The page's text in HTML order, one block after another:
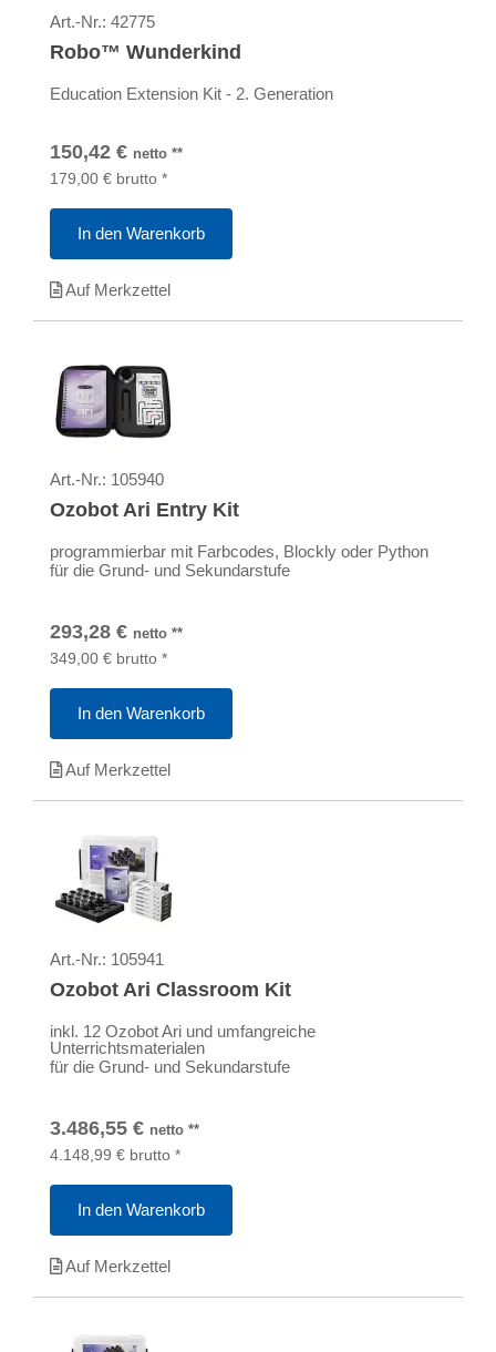
Art.-Nr.: 42775
Robo™ Wunderkind
Education Extension Kit - 2. Generation
150,42 € netto **
179,00 € brutto *
In den Warenkorb
Auf Merkzettel
Art.-Nr.: 105940
Ozobot Ari Entry Kit
programmierbar mit Farbcodes, Blockly oder Python
für die Grund- und Sekundarstufe
293,28 € netto **
349,00 € brutto *
In den Warenkorb
Auf Merkzettel
Art.-Nr.: 105941
Ozobot Ari Classroom Kit
inkl. 12 Ozobot Ari und umfangreiche
Unterrichtsmaterialen
für die Grund- und Sekundarstufe
3.486,55 € netto **
4.148,99 € brutto *
In den Warenkorb
Auf Merkzettel